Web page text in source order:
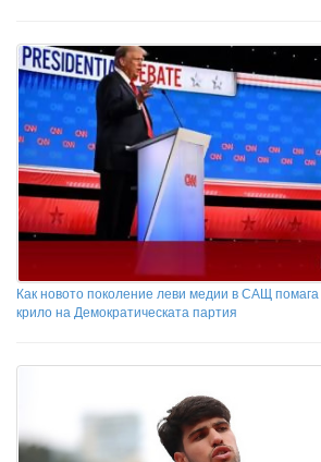
Как новото поколение леви медии в САЩ помага
крило на Демократическата партия